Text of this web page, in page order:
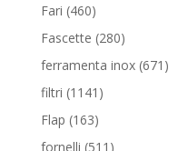
Fari 460460
prodotti
Fascette 280280
prodotti
ferramenta inox 671 671
filtri 1141 1141
Flap 163163
prodotti
fornelli 511 511